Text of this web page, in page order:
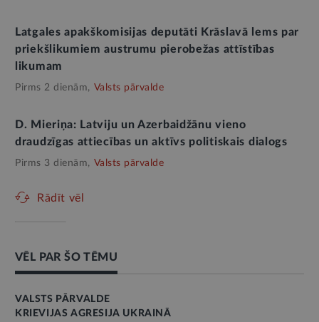
Latgales apakškomisijas deputāti Krāslavā lems par
priekšlikumiem austrumu pierobežas attīstības
likumam
Pirms 2 dienām, Valsts pārvalde
D. Mieriņa: Latviju un Azerbaidžānu vieno
draudzīgas attiecības un aktīvs politiskais dialogs
Pirms 3 dienām, Valsts pārvalde
Rādīt vēl
VĒL PAR ŠO TĒMU
VALSTS PĀRVALDE
KRIEVIJAS AGRESIJA UKRAINĀ